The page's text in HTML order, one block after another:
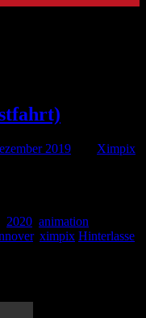
2019 Ximpix
2020 animation
, ximpix Hinterlasse